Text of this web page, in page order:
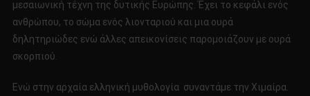
μεσαιωνική τέχνη της δυτικής Ευρώπης. Έχει το κεφάλι ενός
ανθρώπου, το σώμα ενός λιονταριού και μια ουρά
δηλητηριώδες ενώ άλλες απεικονίσεις παρομοιάζουν με ουρά
σκορπιού.
Ενώ στην αρχαία ελληνική μυθολογία συναντάμε την Χιμαίρα.